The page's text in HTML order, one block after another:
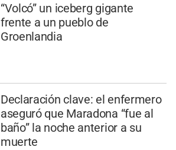
“Volcó” un iceberg gigante
frente a un pueblo de
Groenlandia
Declaración clave: el enfermero
aseguró que Maradona “fue al
baño” la noche anterior a su
muerte